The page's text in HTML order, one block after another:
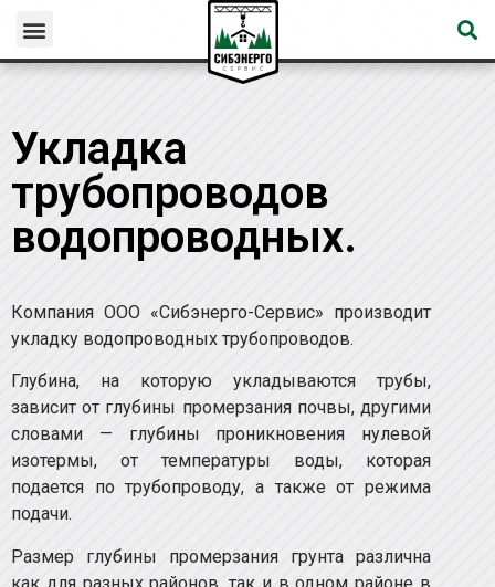
Укладка
трубопроводов
водопроводных.
Компания ООО «Сибэнерго-Сервис» производит
укладку водопроводных трубопроводов.
Глубина, на которую укладываются трубы,
зависит от глубины промерзания почвы, другими
словами — глубины проникновения нулевой
изотермы, от температуры воды, которая
подается по трубопроводу, а также от режима
подачи.
Размер глубины промерзания грунта различна